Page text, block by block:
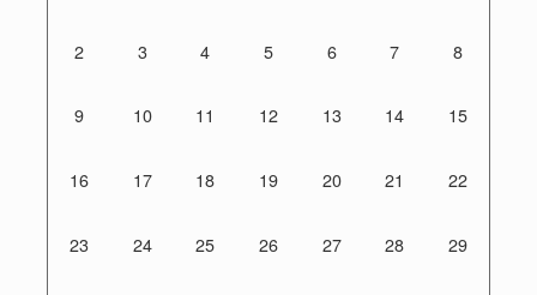
2 3 4 5 6 7 8
9 10 11 12 13 14 15
16 17 18 19 20 21 22
23 24 25 26 27 28 29